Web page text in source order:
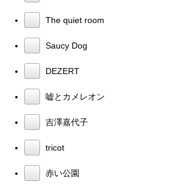
The quiet room
Saucy Dog
DEZERT
嘘とカメレオン
吉澤嘉代子
tricot
赤い公園